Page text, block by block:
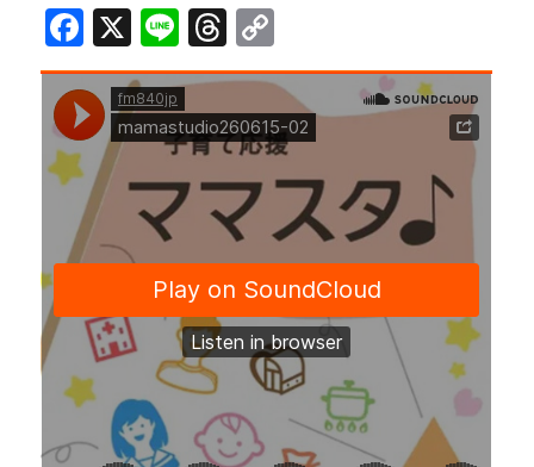
F
a
c
e
b
o
o
X Li
n
e
T
h
r
e
a
d
s
o
p
y
Li
n
k